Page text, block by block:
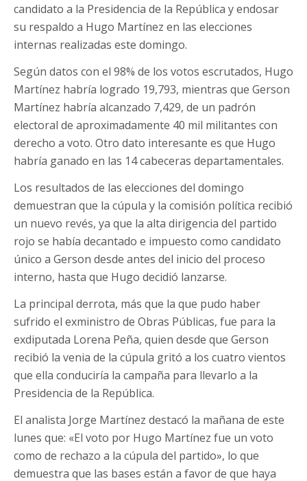
candidato a la Presidencia de la República y endosar
su respaldo a Hugo Martínez en las elecciones
internas realizadas este domingo.
Según datos con el 98% de los votos escrutados, Hugo
Martínez habría logrado 19,793, mientras que Gerson
Martínez habría alcanzado 7,429, de un padrón
electoral de aproximadamente 40 mil militantes con
derecho a voto. Otro dato interesante es que Hugo
habría ganado en las 14 cabeceras departamentales.
Los resultados de las elecciones del domingo
demuestran que la cúpula y la comisión política recibió
un nuevo revés, ya que la alta dirigencia del partido
rojo se había decantado e impuesto como candidato
único a Gerson desde antes del inicio del proceso
interno, hasta que Hugo decidió lanzarse.
La principal derrota, más que la que pudo haber
sufrido el exministro de Obras Públicas, fue para la
exdiputada Lorena Peña, quien desde que Gerson
recibió la venia de la cúpula gritó a los cuatro vientos
que ella conduciría la campaña para llevarlo a la
Presidencia de la República.
El analista Jorge Martínez destacó la mañana de este
lunes que: «El voto por Hugo Martínez fue un voto
como de rechazo a la cúpula del partido», lo que
demuestra que las bases están a favor de que haya